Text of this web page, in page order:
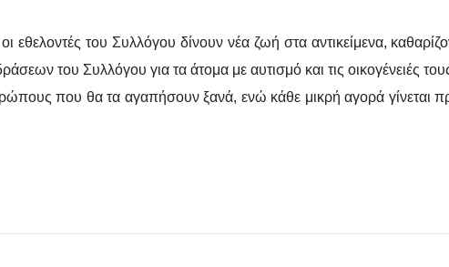
εθελοντές του Συλλόγου δίνουν νέα ζωή στα αντικείμενα,
του Συλλόγου για τα άτομα με αυτισμό και τις οικογένειές
που θα τα αγαπήσουν ξανά, ενώ κάθε μικρή αγορά γίνεται